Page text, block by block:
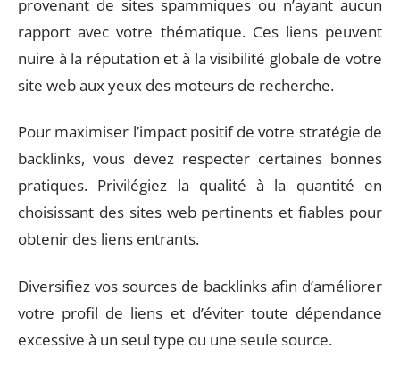
provenant de sites spammiques ou n’ayant aucun
rapport avec votre thématique. Ces liens peuvent
nuire à la réputation et à la visibilité globale de votre
site web aux yeux des moteurs de recherche.
Pour maximiser l’impact positif de votre stratégie de
backlinks, vous devez respecter certaines bonnes
pratiques. Privilégiez la qualité à la quantité en
choisissant des sites web pertinents et fiables pour
obtenir des liens entrants.
Diversifiez vos sources de backlinks afin d’améliorer
votre profil de liens et d’éviter toute dépendance
excessive à un seul type ou une seule source.